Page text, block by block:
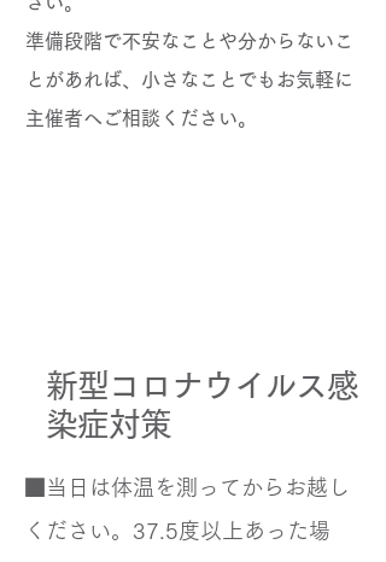
準備段階で不安なことや分からないこ
とがあれば、 小さなことでもお気軽に
主催者へご相談ください。
新型コロナウイルス感
染症対策
■当日は体温を測ってからお越し
ください。37.5度以上あった場